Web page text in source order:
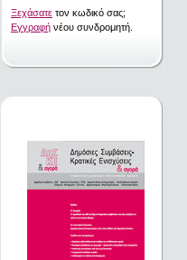
Ξεχάσατε τον κωδικό σας;
Εγγραφή νέου συνδρομητή.